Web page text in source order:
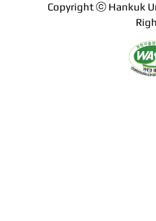
Copyright ⓒ Hankuk